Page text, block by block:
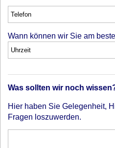
Wann können wir Sie am
Was sollten wir noch
Hier haben Sie Gelegenheit,
Fragen loszuwerden.